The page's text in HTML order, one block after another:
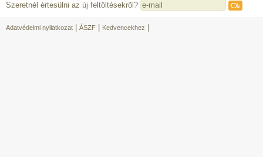
Szeretnél értesülni az új feltöltésekrõl?
Adatvédelmi nyilatkozat ÁSZF Kedvencekhez